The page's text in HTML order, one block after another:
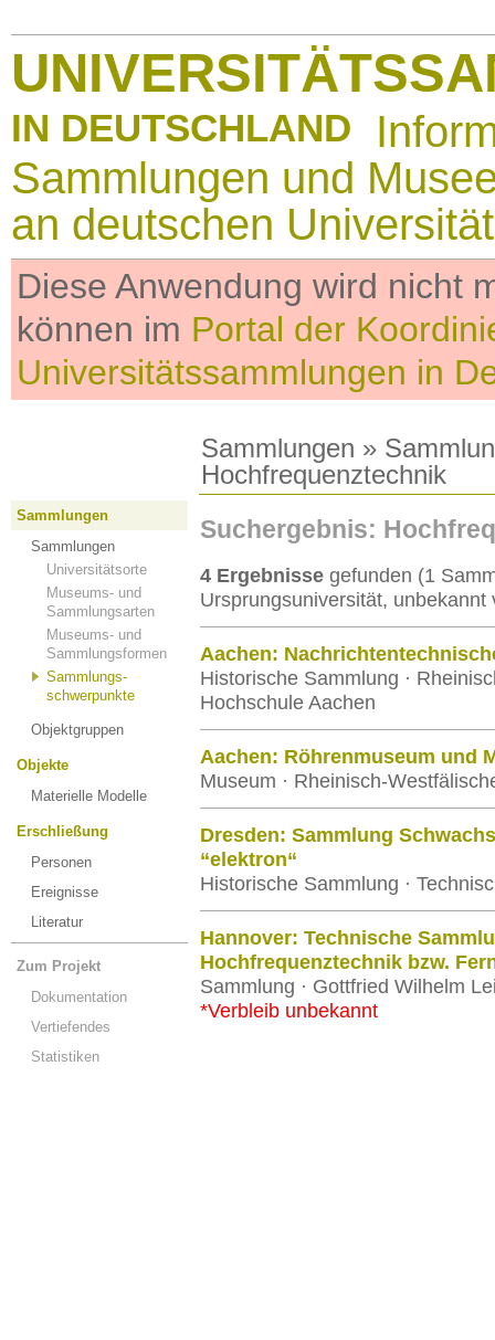
IN DEUTSCHLAND
Sammlungen und
an deutschen
Diese Anwendung wird nicht
können im Portal der
Universitätssammlungen in
Sammlungen »
Hochfrequenztechnik
Sammlungen
Sammlungen
Universitätsorte
Museums- und
Sammlungsarten
Museums- und
Sammlungsformen
Sammlungs-
schwerpunkte
Objektgruppen
Objekte
Materielle Modelle
Erschließung
Personen
Ereignisse
Literatur
Zum Projekt
Dokumentation
Vertiefendes
Statistiken
Suchergebnis:
4 Ergebnisse gefunden (1
Ursprungsuniversität,
Aachen:
Historische Sammlung ·
Hochschule Aachen
Aachen: Röhrenmuseum und
Museum · Rheinisch-
Dresden: Sammlung
“elektron“
Historische Sammlung ·
Hannover: Technische
Hochfrequenztechnik bzw.
Sammlung · Gottfried Wilhelm
*Verbleib unbekannt